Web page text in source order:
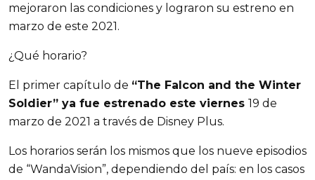
mejoraron las condiciones y lograron su estreno en
marzo de este 2021.
¿Qué horario?
El primer capítulo de “The Falcon and the Winter
Soldier” ya fue estrenado este viernes 19 de
marzo de 2021 a través de Disney Plus.
Los horarios serán los mismos que los nueve episodios
de “WandaVision”, dependiendo del país: en los casos